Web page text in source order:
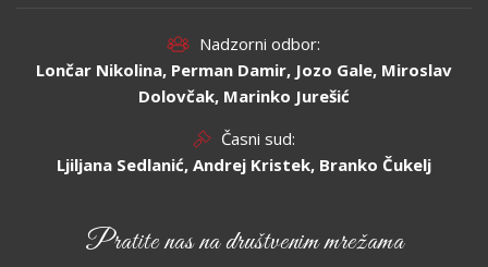
Nadzorni odbor:
Lončar Nikolina, Perman Damir, Jozo Gale, Miroslav
Dolovčak, Marinko Jurešić
Časni sud:
Ljiljana Sedlanić, Andrej Kristek, Branko Čukelj
Pratite nas na društvenim mrežama